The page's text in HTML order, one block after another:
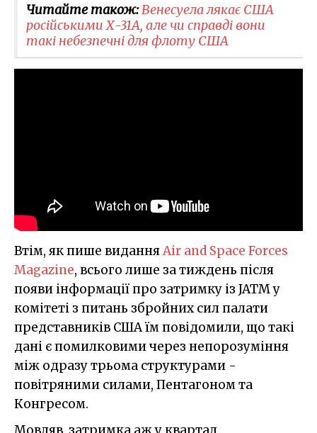
Читайте також:Венесуела лякає США
російськими Х-31А, але чи справді вони
такі небезпечні для флоту США
Втім, як пише виданняAir and Space Forces
Magazine, всього лише за тиждень після
появи інформації про затримку із JATM у
комітеті з питань збройних сил палати
представників США їм повідомили, що такі
дані є помилковими через непорозуміння
між одразу трьома структурами -
повітряними силами, Пентагоном та
Конгресом.